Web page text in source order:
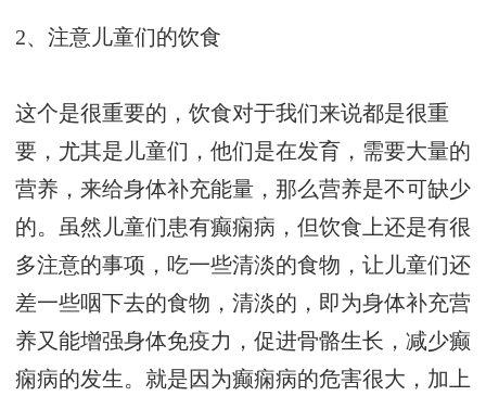
2、注意儿童们的饮食
这个是很重要的，饮食对于我们来说都是很重
要，尤其是儿童们，他们是在发育，需要大量的
营养，来给身体补充能量，那么营养是不可缺少
的。虽然儿童们患有癫痫病，但饮食上还是有很
多注意的事项，吃一些清淡的食物，让儿童们还
差一些咽下去的食物，清淡的，即为身体补充营
养又能增强身体免疫力，促进骨骼生长，减少癫
痫病的发生。就是因为癫痫病的危害很大，加上